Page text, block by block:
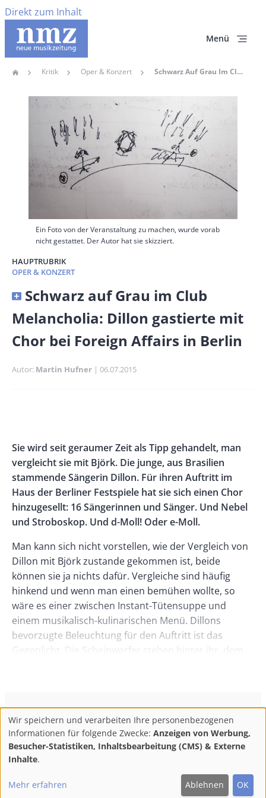
Direkt zum Inhalt
Menü
Home Kritik Oper & Konzert Schwarz Auf Grau Im Club Melancholia: Dillon Gastierte Mit Chor Bei Foreign Affairs In Berlin
Hauptbild
Ein Foto von der Veranstaltung zu machen, wurde vorab
nicht gestattet. Der Autor hat sie skizziert.
HAUPTRUBRIK
OPER & KONZERT
Banner
Size
Schwarz auf Grau im Club
Melancholia: Dillon gastierte mit
Chor bei Foreign Affairs in Berlin
Autor Martin Hufner Publikationsdatum
06.07.2015
Rectangle
Right
Body
Sie wird seit geraumer Zeit als Tipp gehandelt, man
vergleicht sie mit Björk. Die junge, aus Brasilien
stammende Sängerin Dillon. Für ihren Auftritt im
Haus der Berliner Festspiele hat sie sich einen Chor
hinzugesellt: 16 Sängerinnen und Sänger. Und Nebel
und Stroboskop. Und d-Moll! Oder e-Moll.
Man kann sich nicht vorstellen, wie der Vergleich von
Dillon mit Björk zustande gekommen ist, beide
können sie ja nichts dafür. Vergleiche sind häufig
hinkend und wenn man einen bemühen wollte, so
wäre es einer zwischen Instant-Tütensuppe und
einem musikalisch-kulinarischen Menü. Dillons
bevorzugte Beleuchtung für den Auftritt ist das
Gegenlicht. Die Scheinwerfer stehen hinter ihr, dem
Rhythmusmaschine auch mal der Einsatz von
Stroboskopen. Fast zu viel Energie, blendend, wo die
Musik doch auf der Stelle tritt. Vorherrschend
Repetitionstönen im und auf den Takt, die gerne in
um dünne Grundtöne der ab und zu hauchig-
Footer
ConBrio Kulturmedienhaus AGB
Datenschutz
Impressum
Info & Kontakt
Abo kündigen / Widerruf der Bestellung
Use
of
personal
data
and
Wir speichern und verarbeiten Ihre personenbezogenen
Informationen für folgende Zwecke: Anzeigen von Werbung,
Besucher-Statistiken, Inhaltsbearbeitung (CMS) & Externe
Inhalte.
Mehr erfahren Ablehnen OK